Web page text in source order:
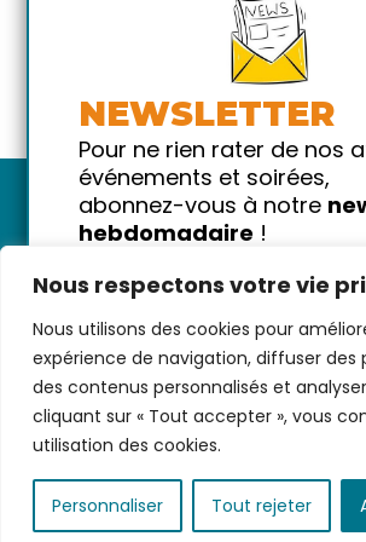
Nous respectons votre vie
Nous utilisons des cookies pour
expérience de navigation, diffuser des
des contenus personnalisés et
cliquant sur « Tout accepter », vous
utilisation des cookies.
Personnaliser Tout rejeter
Nous contacter- CGV/CGU
personnelles-Infos
NEWSLETTER
Pour ne rien rater de nos
événements et soirées,
abonnez-vous à notre
hebdomadaire !
!
Votre email